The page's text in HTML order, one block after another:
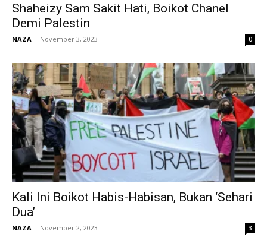
Shaheizy Sam Sakit Hati, Boikot Chanel
Demi Palestin
NAZA - November 3, 2023 0
Kali Ini Boikot Habis-Habisan, Bukan ‘Sehari
Dua’
NAZA - November 2, 2023 3